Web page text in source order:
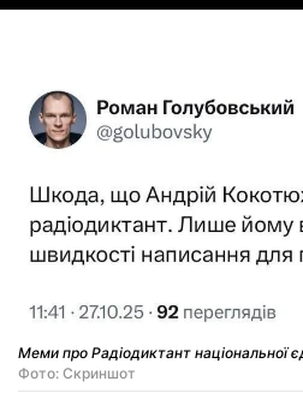
Меми про Радіодиктант національної
Фото: Скриншот